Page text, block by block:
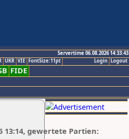
Servertime 06.08.2026 14:33:43
Logout
Login
UKR VIE FontSize:11pt
FIDE
13:14, gewertete Partien: